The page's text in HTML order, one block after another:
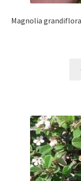
Magnolia grandiflora